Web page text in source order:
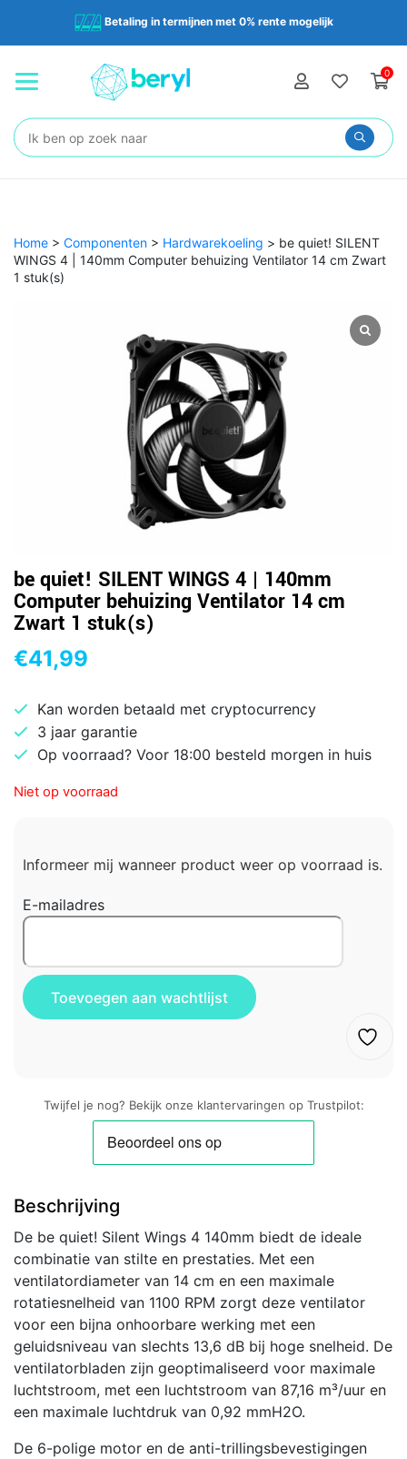
Betaling in termijnen met 0% rente mogelijk
0
Zoeken:
Home > Componenten > Hardwarekoeling > be quiet! SILENT
WINGS 4 | 140mm Computer behuizing Ventilator 14 cm Zwart
1 stuk(s)
be quiet! SILENT WINGS 4 | 140mm
Computer behuizing Ventilator 14 cm
Zwart 1 stuk(s)
€41,99
Kan worden betaald met cryptocurrency
3 jaar garantie
Op voorraad? Voor 18:00 besteld morgen in huis
Niet op voorraad
Informeer mij wanneer product weer op voorraad is.
E-mailadres
Twijfel je nog? Bekijk onze klantervaringen op Trustpilot:
Beschrijving
De be quiet! Silent Wings 4 140mm biedt de ideale
combinatie van stilte en prestaties. Met een
ventilatordiameter van 14 cm en een maximale
rotatiesnelheid van 1100 RPM zorgt deze ventilator
voor een bijna onhoorbare werking met een
geluidsniveau van slechts 13,6 dB bij hoge snelheid. De
ventilatorbladen zijn geoptimaliseerd voor maximale
luchtstroom, met een luchtstroom van 87,16 m³/uur en
een maximale luchtdruk van 0,92 mmH2O.
De 6-polige motor en de anti-trillingsbevestigingen